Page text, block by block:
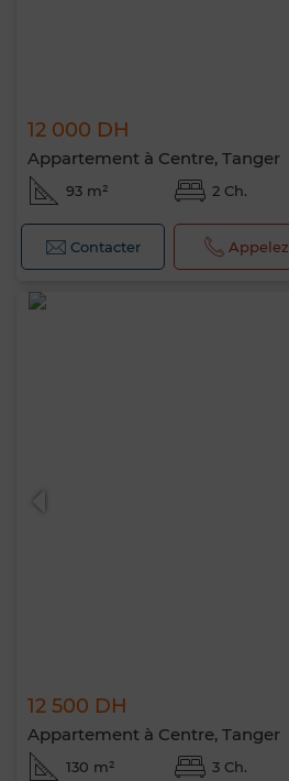
12 000 DH
Appartement à Centre, Tanger
93 m² 2 Ch.
Contacter Appelez
12 500 DH
Appartement à Centre, Tanger
130 m² 3 Ch.